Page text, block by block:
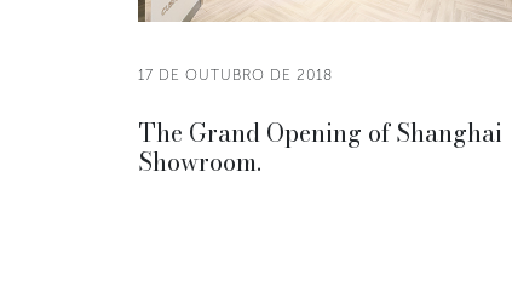
17 DE OUTUBRO DE 2018
The Grand Opening of Shanghai
Showroom.